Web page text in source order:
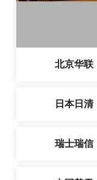
北京华联
日本日清
瑞士瑞信